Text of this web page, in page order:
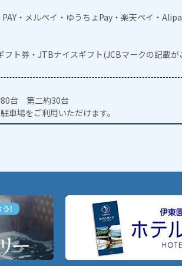
・メルペイ・ゆうちょPay・楽天ペイ・
フト券・JTBナイスギフト(JCBマークの記載が
台 第二約30台
車場をご利用いただけます。